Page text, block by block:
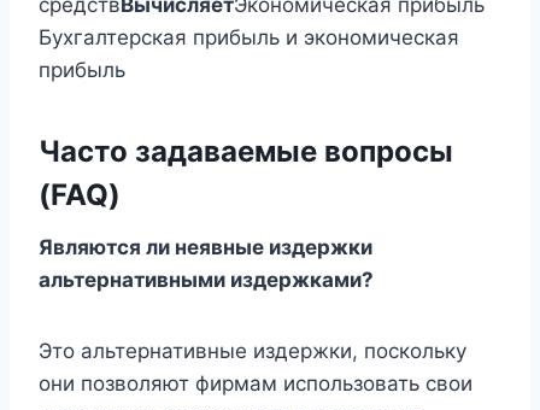
средств ВычисляетЭкономическая прибыль
Бухгалтерская прибыль и экономическая
прибыль
Часто задаваемые вопросы
(FAQ)
Являются ли неявные издержки
альтернативными издержками?
Это альтернативные издержки, поскольку
они позволяют фирмам использовать свои